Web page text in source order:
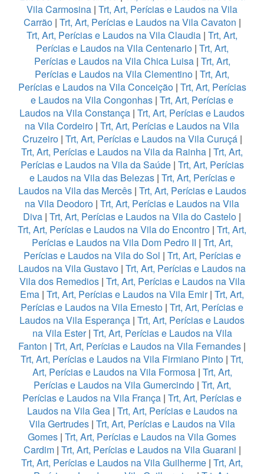
Vila Carmosina | Trt, Art, Perícias e Laudos na Vila
Carrão| Trt, Art, Perícias e Laudos na Vila Cavaton |
Trt, Art, Perícias e Laudos na Vila Claudia | Trt, Art,
Perícias e Laudos na Vila Centenario| Trt, Art,
Perícias e Laudos na Vila Chica Luisa | Trt, Art,
Perícias e Laudos na Vila Clementino | Trt, Art,
Perícias e Laudos na Vila Conceição| Trt, Art, Perícias
e Laudos na Vila Congonhas | Trt, Art, Perícias e
Laudos na Vila Constança | Trt, Art, Perícias e Laudos
na Vila Cordeiro | Trt, Art, Perícias e Laudos na Vila
Cruzeiro | Trt, Art, Perícias e Laudos na Vila Curuçá |
Trt, Art, Perícias e Laudos na Vila da Rainha | Trt, Art,
Perícias e Laudos na Vila da Saúde| Trt, Art, Perícias
e Laudos na Vila das Belezas| Trt, Art, Perícias e
Laudos na Vila das Mercês| Trt, Art, Perícias e Laudos
na Vila Deodoro | Trt, Art, Perícias e Laudos na Vila
Diva | Trt, Art, Perícias e Laudos na Vila do Castelo |
Trt, Art, Perícias e Laudos na Vila do Encontro | Trt, Art,
Perícias e Laudos na Vila Dom Pedro II | Trt, Art,
Perícias e Laudos na Vila do Sol | Trt, Art, Perícias e
Laudos na Vila Gustavo | Trt, Art, Perícias e Laudos na
Vila dos Remedios| Trt, Art, Perícias e Laudos na Vila
Ema | Trt, Art, Perícias e Laudos na Vila Emir| Trt, Art,
Perícias e Laudos na Vila Ernesto | Trt, Art, Perícias e
Laudos na Vila Esperança | Trt, Art, Perícias e Laudos
na Vila Ester| Trt, Art, Perícias e Laudos na Vila
Fanton | Trt, Art, Perícias e Laudos na Vila Fernandes |
Trt, Art, Perícias e Laudos na Vila Firmiano Pinto | Trt,
Art, Perícias e Laudos na Vila Formosa| Trt, Art,
Perícias e Laudos na Vila Gumercindo| Trt, Art,
Perícias e Laudos na Vila França | Trt, Art, Perícias e
Laudos na Vila Gea| Trt, Art, Perícias e Laudos na
Vila Gertrudes | Trt, Art, Perícias e Laudos na Vila
Gomes | Trt, Art, Perícias e Laudos na Vila Gomes
Cardim| Trt, Art, Perícias e Laudos na Vila Guarani |
Trt, Art, Perícias e Laudos na Vila Guilherme | Trt, Art,